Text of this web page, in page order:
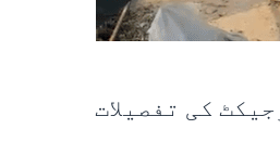
کی تفصیلات